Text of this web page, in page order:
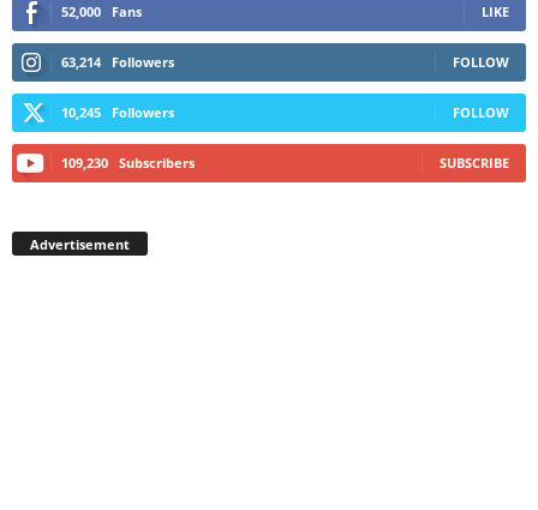
52,000 Fans LIKE
63,214 Followers FOLLOW
10,245 Followers FOLLOW
109,230 Subscribers SUBSCRIBE
Advertisement